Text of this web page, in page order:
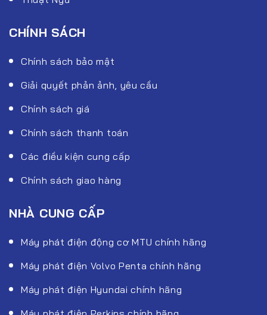
CHÍNH SÁCH
Chính sách bảo mật
Giải quyết phản ảnh, yêu cầu
Chính sách giá
Chính sách thanh toán
Các điều kiện cung cấp
Chính sách giao hàng
NHÀ CUNG CẤP
Máy phát điện động cơ MTU chính hãng
Máy phát điện Volvo Penta chính hãng
Máy phát điện Hyundai chính hãng